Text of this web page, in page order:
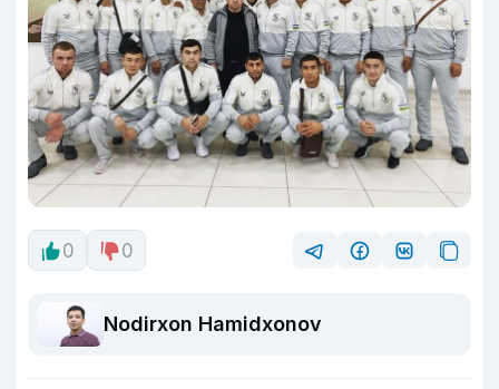
0 0
Nodirxon Hamidxonov